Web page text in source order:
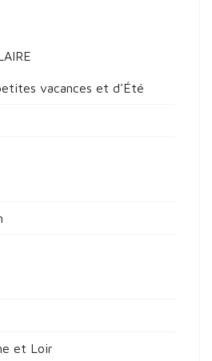
vacances et d'Été
et Loir